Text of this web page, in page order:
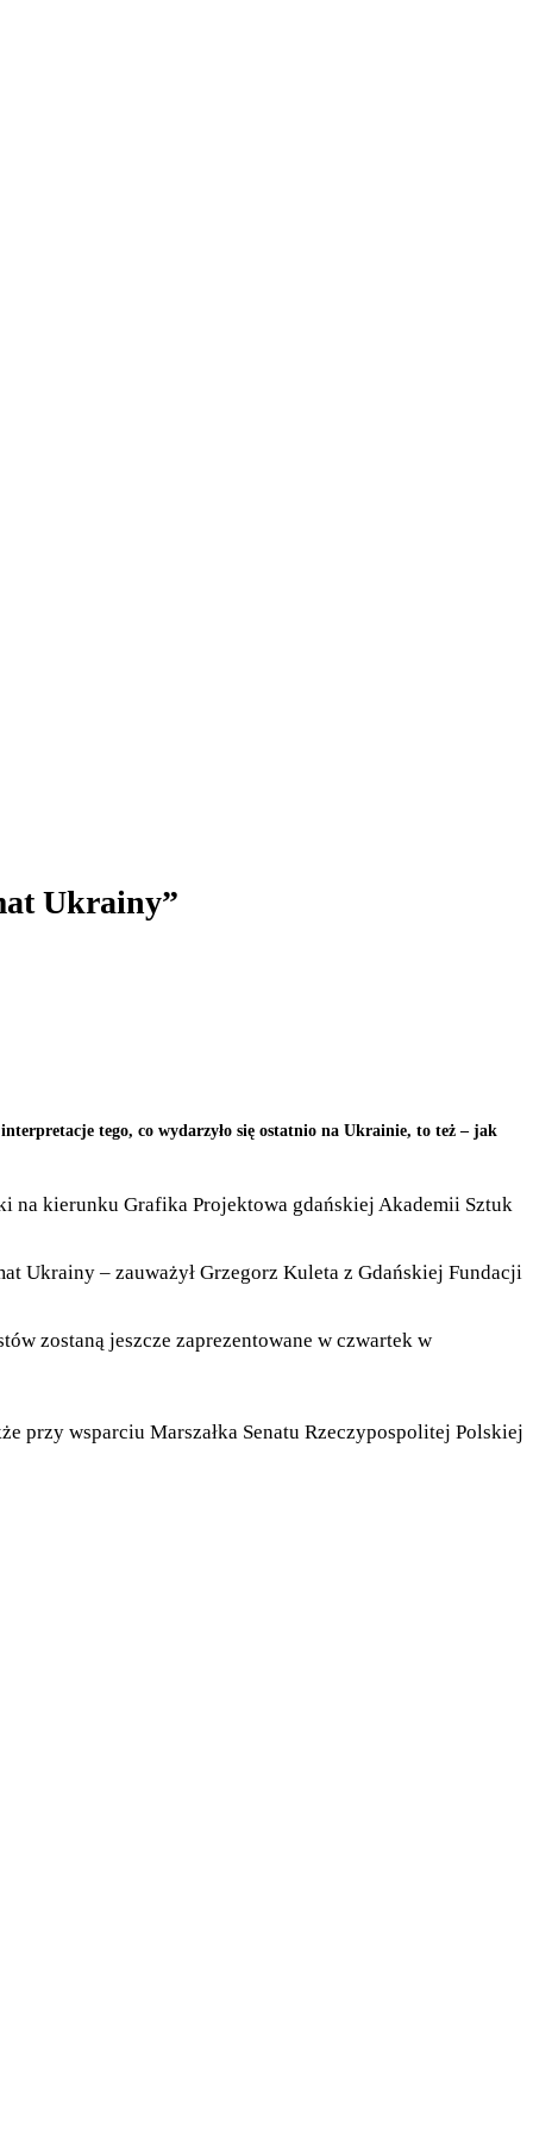
Ukrainy”
tego, co wydarzyło się ostatnio na Ukrainie, to też – jak
na kierunku Grafika Projektowa gdańskiej Akademii Sztuk
Ukrainy – zauważył Grzegorz Kuleta z Gdańskiej Fundacji
zostaną jeszcze zaprezentowane w czwartek w
przy wsparciu Marszałka Senatu Rzeczypospolitej Polskiej